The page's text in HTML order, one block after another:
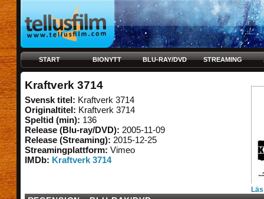
START BIONYTT BLU-RAY/DVD STREAMING
Kraftverk 3714
Svensk titel: Kraftverk 3714
Originaltitel: Kraftverk 3714
Speltid (min): 136
Release (Blu-ray/DVD): 2005-11-09
Release (Streaming): 2015-12-25
Streamingplattform: Vimeo
IMDb: Kraftverk 3714